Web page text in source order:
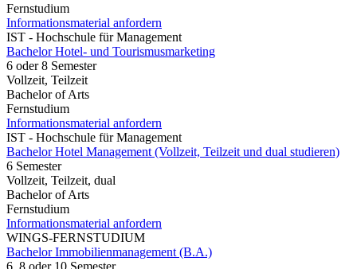
Fernstudium
Informationsmaterial anfordern
IST - Hochschule für Management
Bachelor Hotel- und Tourismusmarketing
6 oder 8 Semester
Vollzeit, Teilzeit
Bachelor of Arts
Fernstudium
Informationsmaterial anfordern
IST - Hochschule für Management
Bachelor Hotel Management (Vollzeit, Teilzeit und dual studieren)
6 Semester
Vollzeit, Teilzeit, dual
Bachelor of Arts
Fernstudium
Informationsmaterial anfordern
WINGS-FERNSTUDIUM
Bachelor Immobilienmanagement (B.A.)
6, 8 oder 10 Semester